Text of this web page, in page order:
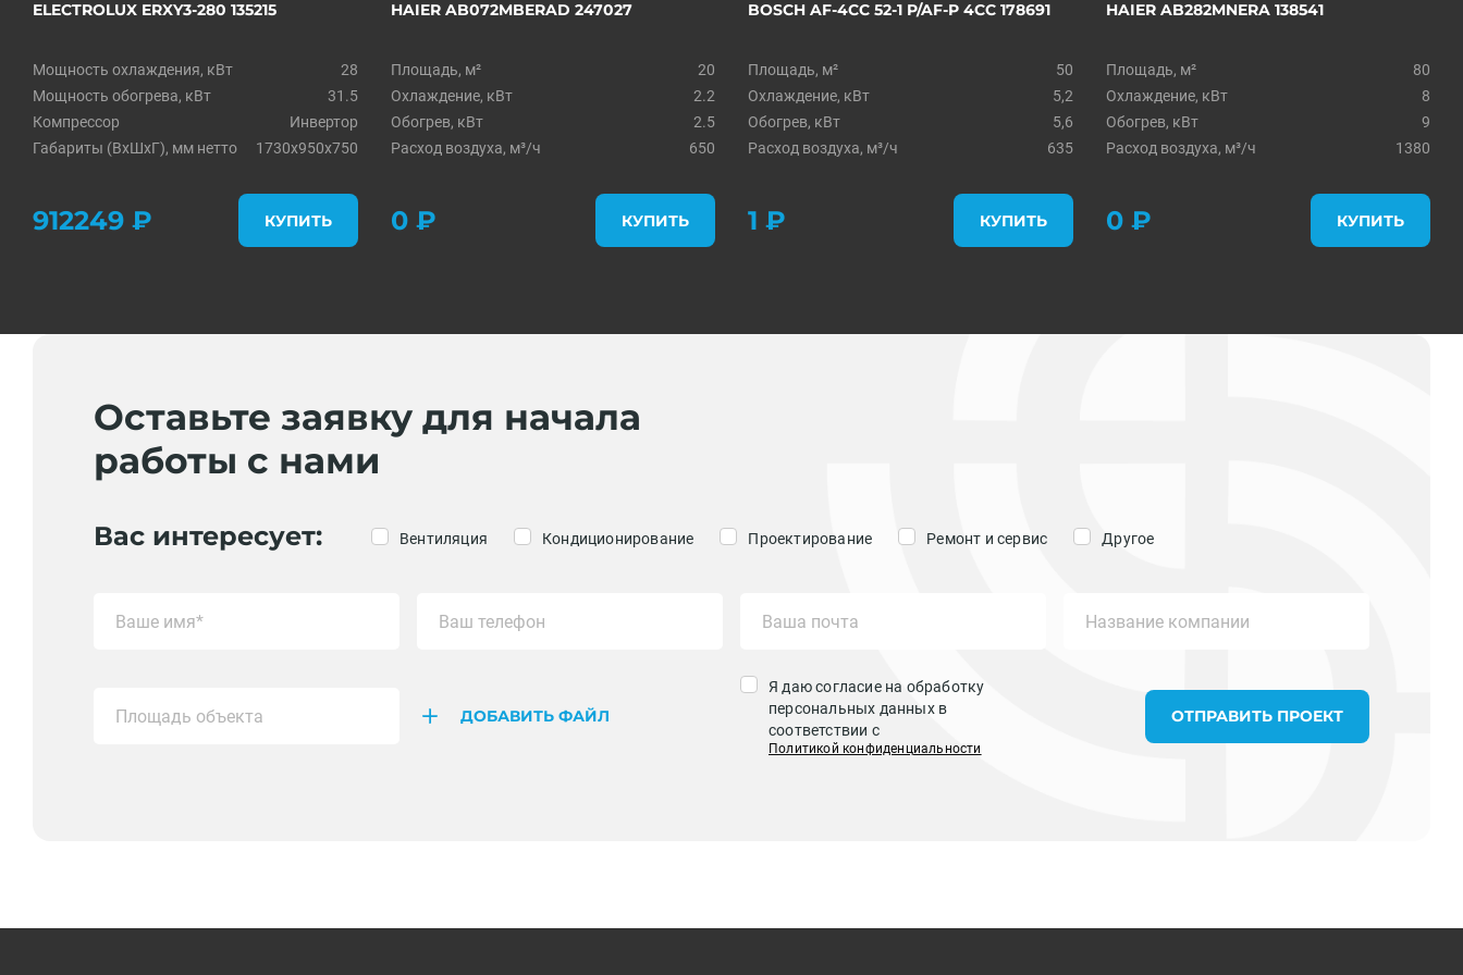
ELECTROLUX ERXY3-280 135215
Мощность охлаждения, кВт
28
Мощность обогрева, кВт
31.5
Компрессор
Инвертор
Габариты (ВxШxГ), мм нетто
1730x950x750
912249 ₽ КУПИТЬ
HAIER AB072MBERAD 247027
Площадь, м²
20
Охлаждение, кВт
2.2
Обогрев, кВт
2.5
Расход воздуха, м³/ч
650
0 ₽ КУПИТЬ
BOSCH AF-4CC 52-1 P/AF-P 4CC 178691
Площадь, м²
50
Охлаждение, кВт
5,2
Обогрев, кВт
5,6
Расход воздуха, м³/ч
635
1 ₽ КУПИТЬ
HAIER AB282MNERA 138541
Площадь, м²
80
Охлаждение, кВт
8
Обогрев, кВт
9
Расход воздуха, м³/ч
1380
0 ₽ КУПИТЬ
Оставьте заявку для начала
работы с нами
Вас интересует: Вентиляция Кондиционирование Проектирование Ремонт и сервис Другое
ДОБАВИТЬ ФАЙЛ
Я даю согласие на обработку
персональных данных в
соответствии с
Политикой конфиденциальности
ОТПРАВИТЬ ПРОЕКТ